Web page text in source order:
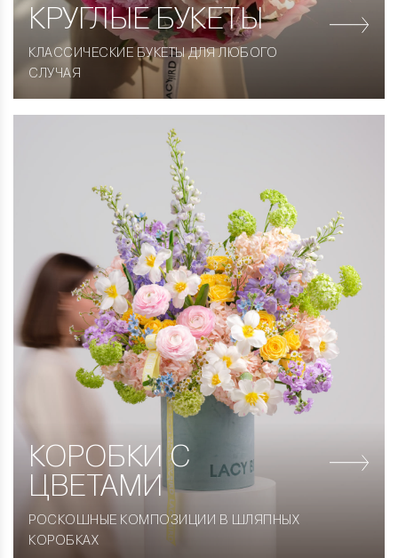
КРУГЛЫЕБУКЕТЫ
КЛАССИЧЕСКИЕ БУКЕТЫ ДЛЯ ЛЮБОГО
СЛУЧАЯ
КОРОБКИ С
ЦВЕТАМИ
РОСКОШНЫЕ КОМПОЗИЦИИ В ШЛЯПНЫХ
КОРОБКАХ